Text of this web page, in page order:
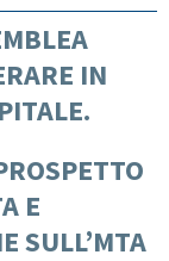
IN
E
SULL’MTA